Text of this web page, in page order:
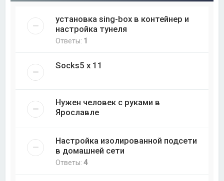
установка sing-box в контейнер и
настройка тунеля
Ответы: 1
Socks5 x 11
Нужен человек с руками в
Ярославле
Настройка изолированной подсети
в домашней сети
Ответы:4